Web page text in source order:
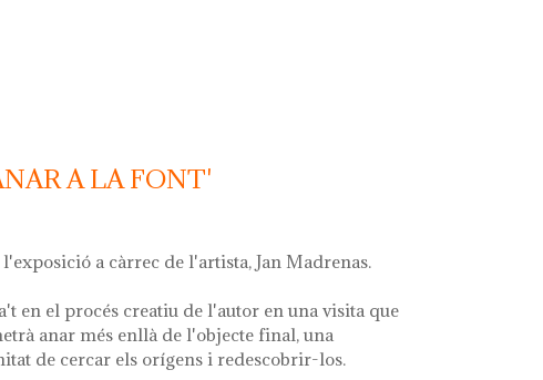
A LA FONT'
a càrrec de l'artista, Jan Madrenas.
en el procés creatiu de l'autor en una visita que
anar més enllà de l'objecte final, una
de cercar els orígens i redescobrir-los.